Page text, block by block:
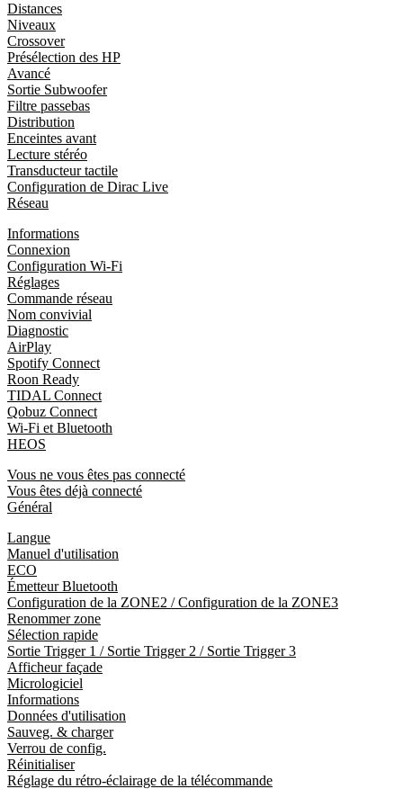
Distances
Niveaux
Crossover
Présélection des HP
Avancé
Sortie Subwoofer
Filtre passebas
Distribution
Enceintes avant
Lecture stéréo
Transducteur tactile
Configuration de Dirac Live
Réseau
Informations
Connexion
Configuration Wi-Fi
Réglages
Commande réseau
Nom convivial
Diagnostic
AirPlay
Spotify Connect
Roon Ready
TIDAL Connect
Qobuz Connect
Wi-Fi et Bluetooth
HEOS
Vous ne vous êtes pas connecté
Vous êtes déjà connecté
Général
Langue
Manuel d'utilisation
ECO
Émetteur Bluetooth
Configuration de la ZONE2 / Configuration de la ZONE3
Renommer zone
Sélection rapide
Sortie Trigger 1 / Sortie Trigger 2 / Sortie Trigger 3
Afficheur façade
Micrologiciel
Informations
Données d'utilisation
Sauveg. & charger
Verrou de config.
Réinitialiser
Réglage du rétro-éclairage de la télécommande